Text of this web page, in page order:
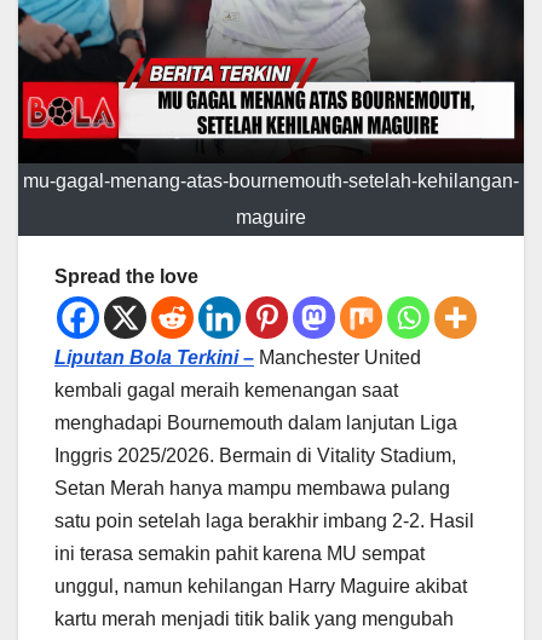
mu-gagal-menang-atas-bournemouth-setelah-kehilangan-
maguire
Spread the love
Liputan Bola Terkini – Manchester United
kembali gagal meraih kemenangan saat
menghadapi Bournemouth dalam lanjutan Liga
Inggris 2025/2026. Bermain di Vitality Stadium,
Setan Merah hanya mampu membawa pulang
satu poin setelah laga berakhir imbang 2-2. Hasil
ini terasa semakin pahit karena MU sempat
unggul, namun kehilangan Harry Maguire akibat
kartu merah menjadi titik balik yang mengubah